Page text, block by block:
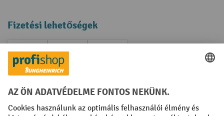
Fizetési lehetőségek
Creditcard (Master)Creditcard (Visa)
Előrefizetés
Közösségi Média